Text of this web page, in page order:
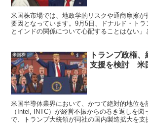
米国株市場では、地政学的リスクや通商摩擦が
要因となっています。9月5日、ドナルド・ト
とインドの関係について心配することはない」
の現在の行動は気に入らない」と不満をにじ
となりました。
米国株
トランプ政権
支援を検討 米
米国半導体業界において、かつて絶対的地位を
（Intel, INTC）が経営不振からの巻き返しを図
で、トランプ大統領が同社の国内製造拡大を支